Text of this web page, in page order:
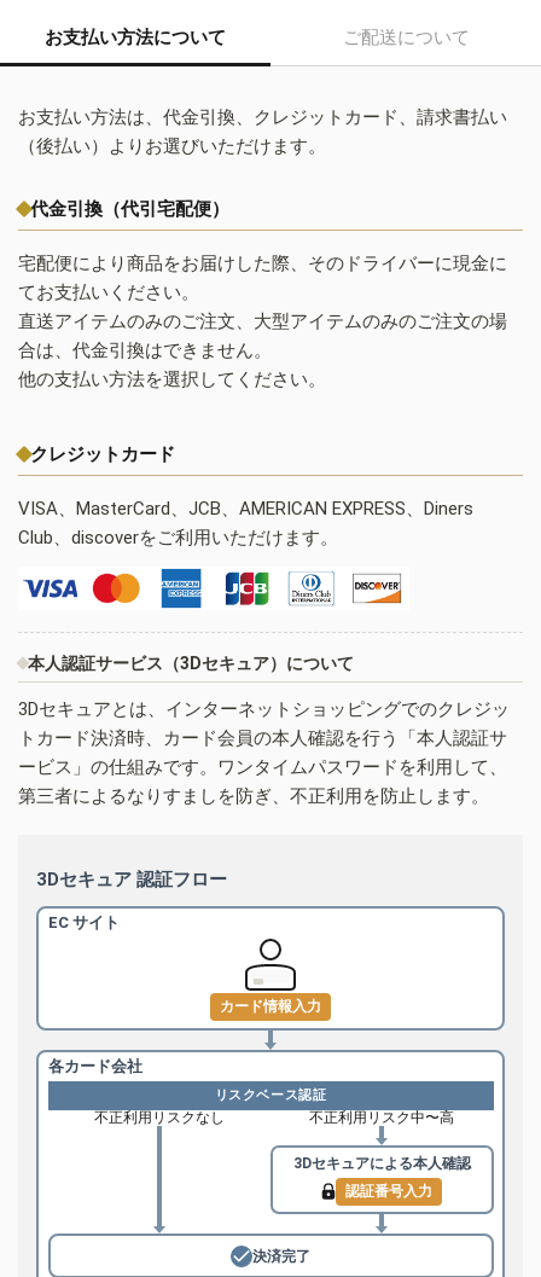
お支払い方法について ご配送について
お支払い方法は、代金引換、クレジットカード、請求書払い
（後払い）よりお選びいただけます。
代金引換（代引宅配便）
宅配便により商品をお届けした際、そのドライバーに現金に
てお支払いください。
直送アイテムのみのご注文、大型アイテムのみのご注文の場
合は、代金引換はできません。
他の支払い方法を選択してください。
クレジットカード
VISA、MasterCard、JCB、AMERICAN EXPRESS、Diners
Club、discoverをご利用いただけます。
本人認証サービス（3Dセキュア）について
3Dセキュアとは、インターネットショッピングでのクレジッ
トカード決済時、カード会員の本人確認を行う「本人認証サ
ービス」の仕組みです。ワンタイムパスワードを利用して、
第三者によるなりすましを防ぎ、不正利用を防止します。
3Dセキュア 認証フロー
EC サイト
カード情報入力
各カード会社
リスクベース認証
不正利用リスクなし 不正利用リスク中〜高
3Dセキュアによる本人確認
認証番号入力
決済完了